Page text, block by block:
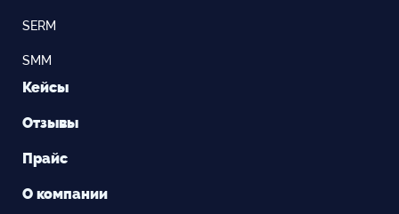
SERM
SMM
Кейсы
Отзывы
Прайс
О компании